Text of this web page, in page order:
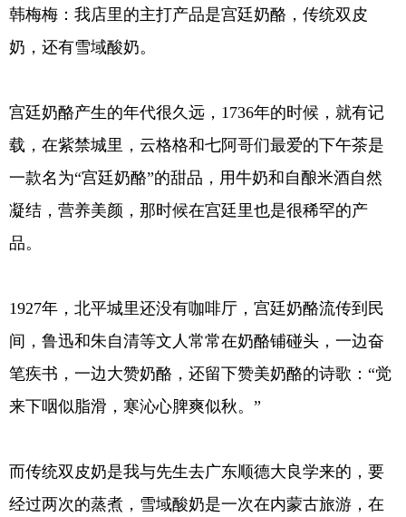
韩梅梅：我店里的主打产品是宫廷奶酪，传统双皮
奶，还有雪域酸奶。
宫廷奶酪产生的年代很久远，1736年的时候，就有记
载，在紫禁城里，云格格和七阿哥们最爱的下午茶是
一款名为“宫廷奶酪”的甜品，用牛奶和自酿米酒自然
凝结，营养美颜，那时候在宫廷里也是很稀罕的产
品。
1927年，北平城里还没有咖啡厅，宫廷奶酪流传到民
间，鲁迅和朱自清等文人常常在奶酪铺碰头，一边奋
笔疾书，一边大赞奶酪，还留下赞美奶酪的诗歌：“觉
来下咽似脂滑，寒沁心脾爽似秋。”
而传统双皮奶是我与先生去广东顺德大良学来的，要
经过两次的蒸煮，雪域酸奶是一次在内蒙古旅游，在